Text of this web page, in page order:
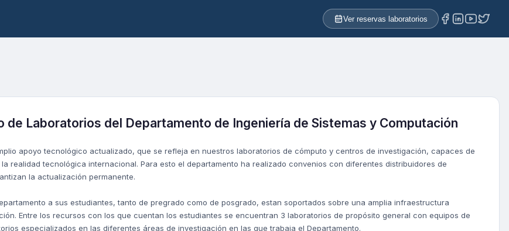
Ver reservas laboratorios
de Laboratorios del Departamento de Ingeniería de Sistemas y Computación
apoyo tecnológico actualizado, que se refleja en nuestros laboratorios de cómputo y centros de investigación, capaces de
realidad tecnológica internacional. Para esto el departamento ha realizado convenios con diferentes distribuidores de
la actualización permanente.
a sus estudiantes, tanto de pregrado como de posgrado, estan soportados sobre una amplia infraestructura
Entre los recursos con los que cuentan los estudiantes se encuentran 3 laboratorios de propósito general con equipos de
especializados en las diferentes áreas de investigación en las que trabaja el Departamento.